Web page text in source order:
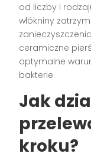
od liczby i
włókniny
ceramiczne
optymalne
bakterie.
Jak
kroku?